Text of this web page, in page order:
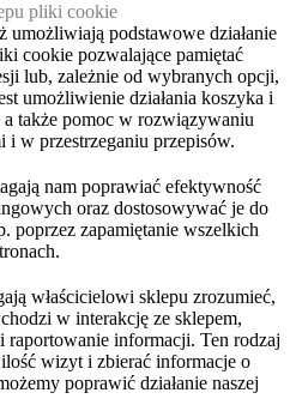
pliki cookie
umożliwiają podstawowe działanie
cookie pozwalające pamiętać
lub, zależnie od wybranych opcji,
umożliwienie działania koszyka i
także pomoc w rozwiązywaniu
i w przestrzeganiu przepisów.
nam poprawiać efektywność
oraz dostosowywać je do
poprzez zapamiętanie wszelkich
właścicielowi sklepu zrozumieć,
w interakcję ze sklepem,
raportowanie informacji. Ten rodzaj
wizyt i zbierać informacje o
poprawić działanie naszej